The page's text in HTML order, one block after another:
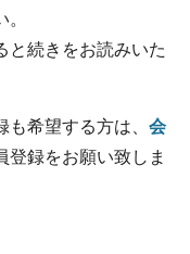
と続きをお読みいた
希望する方は、 会
登録をお願い致しま